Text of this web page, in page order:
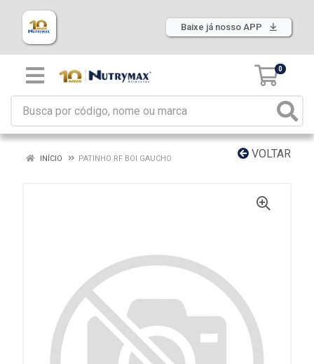
Baixe já nosso APP
0
VOLTAR
INÍCIO PATINHO RF BOI GAUCHO